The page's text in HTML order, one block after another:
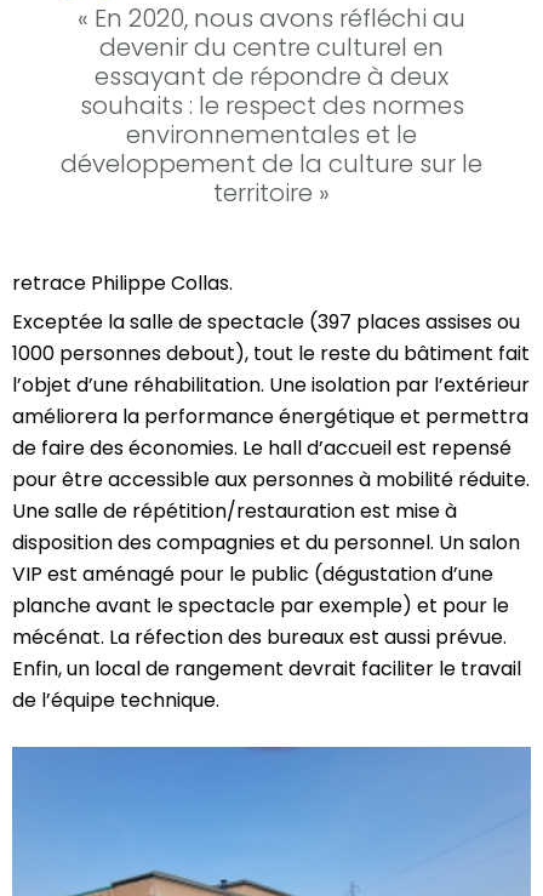
« En 2020, nous avons réfléchi au
devenir du centre culturel en
essayant de répondre à deux
souhaits : le respect des normes
environnementales et le
développement de la culture sur le
territoire »
retrace Philippe Collas.
Exceptée la salle de spectacle (397 places assises ou
1000 personnes debout), tout le reste du bâtiment fait
l’objet d’une réhabilitation. Une isolation par l’extérieur
améliorera la performance énergétique et permettra
de faire des économies. Le hall d’accueil est repensé
pour être accessible aux personnes à mobilité réduite.
Une salle de répétition/restauration est mise à
disposition des compagnies et du personnel. Un salon
VIP est aménagé pour le public (dégustation d’une
planche avant le spectacle par exemple) et pour le
mécénat. La réfection des bureaux est aussi prévue.
Enfin, un local de rangement devrait faciliter le travail
de l’équipe technique.